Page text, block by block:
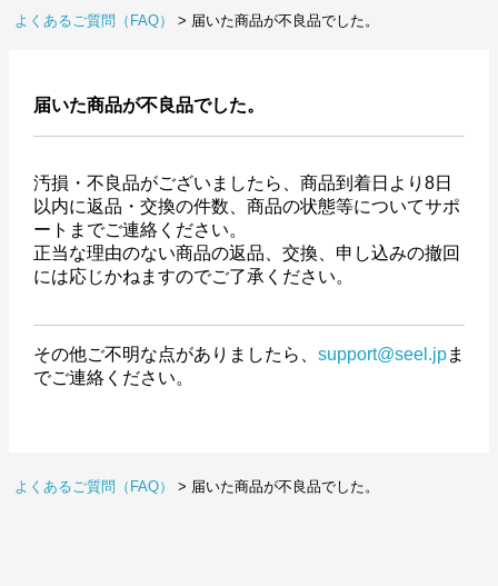
よくあるご質問（FAQ） 届いた商品が不良品でした。
届いた商品が不良品でした。
汚損・不良品がございましたら、商品到着日より8日
以内に返品・交換の件数、商品の状態等についてサポ
ートまでご連絡ください。
正当な理由のない商品の返品、交換、申し込みの撤回
には応じかねますのでご了承ください。
その他ご不明な点がありましたら、 support@seel.jpま
でご連絡ください。
よくあるご質問（FAQ） 届いた商品が不良品でした。